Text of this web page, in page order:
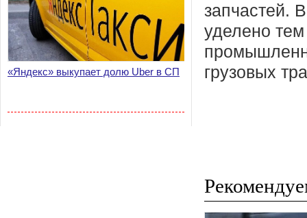
«Яндекс» выкупает долю Uber в СП
запчастей.
уделено
грузовых